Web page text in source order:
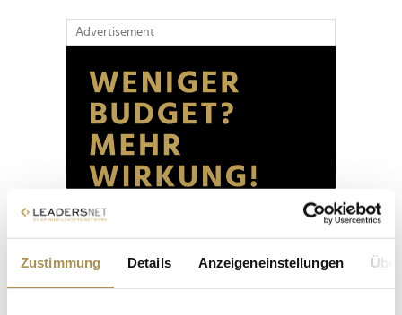
Zustimmung Details Anzeigeneinstellungen
Advertisement